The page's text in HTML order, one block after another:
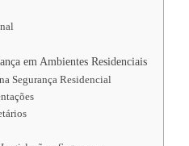
em Ambientes Residenciais
Segurança Residencial